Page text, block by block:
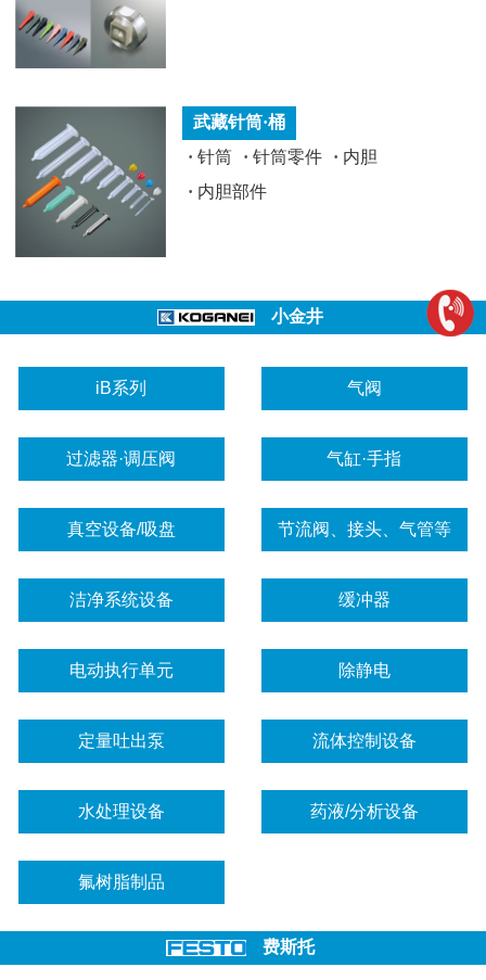
武藏针筒·桶
· 针筒 · 针筒零件 · 内胆
· 内胆部件
小金井
iB系列 气阀
过滤器·调压阀 气缸·手指
真空设备/吸盘 节流阀、接头、气管等
洁净系统设备 缓冲器
电动执行单元 除静电
定量吐出泵 流体控制设备
水处理设备 药液/分析设备
氟树脂制品
费斯托